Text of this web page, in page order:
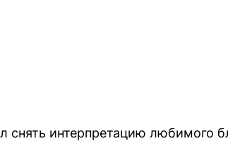
снять интерпретацию любимого